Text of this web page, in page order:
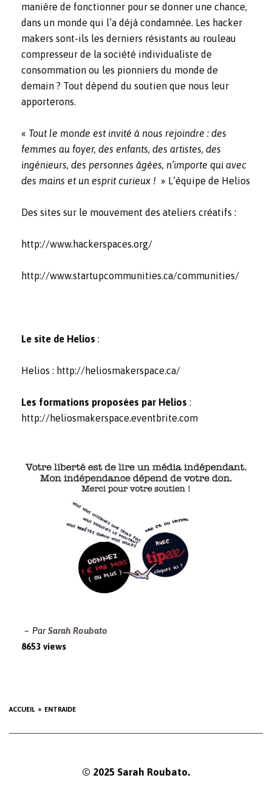
ACCUEIL ENTRAIDE
manière de fonctionner pour se donner une chance,
dans un monde qui l’a déjà condamnée. Les hacker
makers sont-ils les derniers résistants au rouleau
compresseur de la société individualiste de
consommation ou les pionniers du monde de
demain ? Tout dépend du soutien que nous leur
apporterons.
« Tout le monde est invité à nous rejoindre : des
femmes au foyer, des enfants, des artistes, des
ingénieurs, des personnes âgées, n’importe qui avec
des mains et un esprit curieux ! » L’équipe de Helios
Des sites sur le mouvement des ateliers créatifs :
http://www.hackerspaces.org/
http://www.startupcommunities.ca/communities/
Le site de Helios :
Helios : http://heliosmakerspace.ca/
Les formations proposées par Helios :
http://heliosmakerspace.eventbrite.com
ParSarah Roubato
8653 views
© 2025 Sarah Roubato.